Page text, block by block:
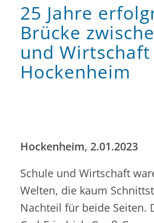
25 Jahre
Brücke
und
Hockenheim
Hockenheim, 2.01.2023
Schule und Wirtschaft
Welten, die kaum
Nachteil für beide Seiten.